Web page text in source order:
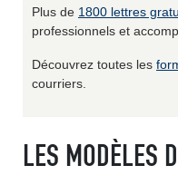
Plus de 1800 lettres
professionnels et
Découvrez toutes les
courriers.
LES MODÈLES